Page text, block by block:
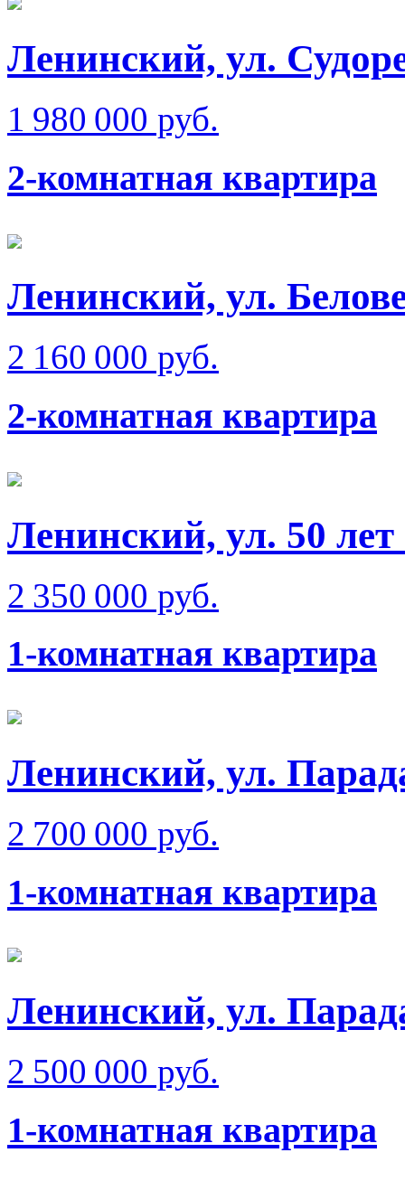
Ленинский, ул.
1 980 000 руб.
2-комнатная квартира
Ленинский, ул.
2 160 000 руб.
2-комнатная квартира
Ленинский, ул. 50
2 350 000 руб.
1-комнатная квартира
Ленинский, ул.
2 700 000 руб.
1-комнатная квартира
Ленинский, ул.
2 500 000 руб.
1-комнатная квартира